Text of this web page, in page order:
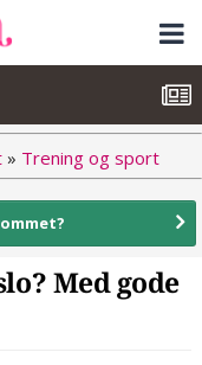
» Trening og sport
Med gode